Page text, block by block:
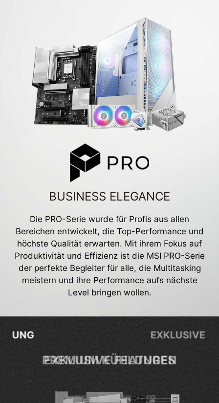
BUSINESS ELEGANCE
Die PRO-Serie wurde für Profis aus allen
Bereichen entwickelt, die Top-Performance und
höchste Qualität erwarten. Mit ihrem Fokus auf
Produktivität und Effizienz ist die MSI PRO-Serie
der perfekte Begleiter für alle, die Multitasking
meistern und ihre Performance aufs nächste
Level bringen wollen.
EXKLUSIVE FEATURES
EXKLUSIVE FEATURES